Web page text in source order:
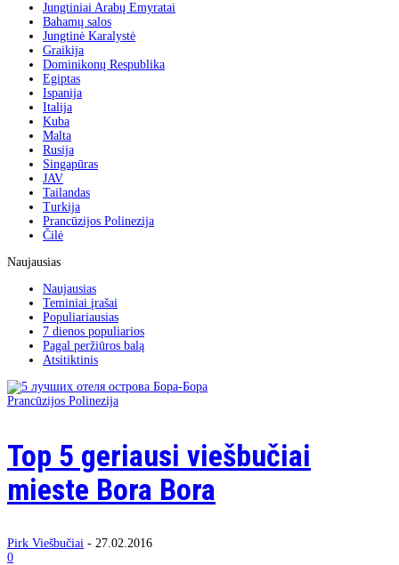
Jungtiniai Arabų Emyratai
Bahamų salos
Jungtinė Karalystė
Graikija
Dominikonų Respublika
Egiptas
Ispanija
Italija
Kuba
Malta
Rusija
Singapūras
JAV
Tailandas
Turkija
Prancūzijos Polinezija
Čilė
Naujausias
Naujausias
Teminiai įrašai
Populiariausias
7 dienos populiarios
Pagal peržiūros balą
Atsitiktinis
Prancūzijos Polinezija
Top 5 geriausi viešbučiai
mieste Bora Bora
Pirk Viešbučiai - 27.02.2016
0